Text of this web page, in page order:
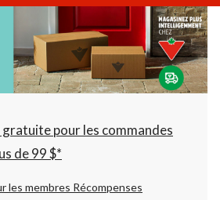
Fermeture
à
22:00
cliquer
pour
changer
pour les commandes
de 99 $*
les membres Récompenses